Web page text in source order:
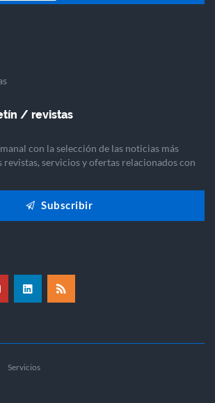
/ revistas
con la selección de las noticias más
revistas, servicios y ofertas relacionados con
Subscribir
Servicios